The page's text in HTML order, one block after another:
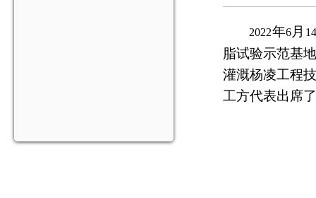
2022年6 月 14
脂试验示范基
灌溉杨凌工程
工方代表出席